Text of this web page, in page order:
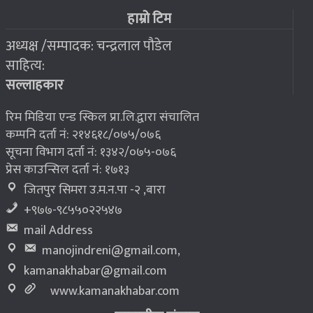
फोरम सुनसरीको अध्यक्षमा खत्वे विजयी
२०७६ बैशाख १३, शुक्रबार
८ भूकम्प पीडितलाई घर निर्माण गर्न लालपुर्जा
हाम्रो टिम
अध्यक्ष /सम्पादक: चन्द्रलाल पौडेल
साहित्य:
सल्लाहकार
रिम मिडिया एन्ड स्किल प्रा.लि.द्वारा संचालित
कम्पनि दर्ता नं: २१४६१८/०७५/०७६
सूचना विभाग दर्ता नं: १३४२/०७५-०७६
प्रेस काउन्सिल दर्ता नं: १७१३
जितपुर सिमरा उ.म.न.पा -२ ,बारा
+९७७-९८५५०२२५४७
mail Address
manojindreni@gmail.com,
kamanakhabar@gmail.com
www.kamanakhabar.com